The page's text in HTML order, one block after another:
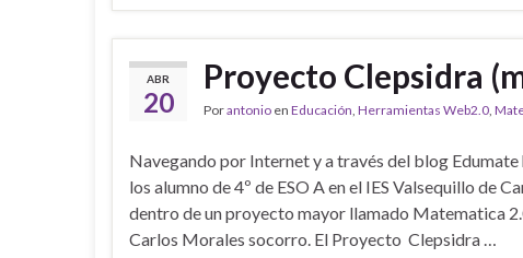
ABR
20
Proyecto Clepsidra
Porantonio en Educación Herramientas Web2.0
Navegando por Internet y a través del blog
los alumno de 4º de ESO A en el IES Valsequillo de
dentro de un proyecto mayor llamado Matematica
Carlos Morales socorro. El Proyecto Clepsidra …